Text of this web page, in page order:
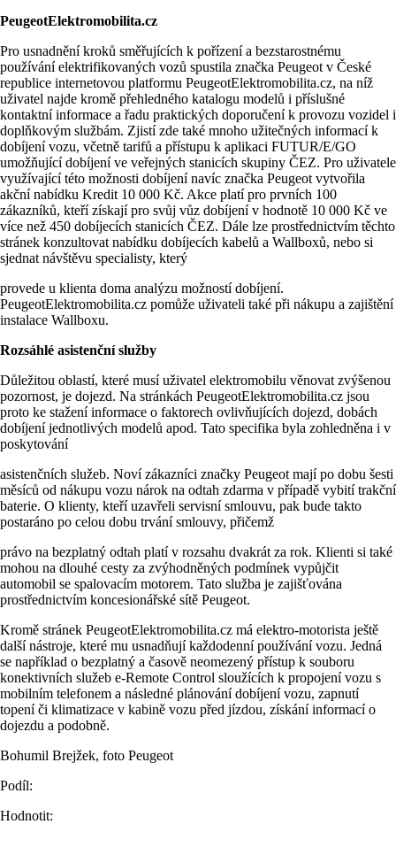
PeugeotElektromobilita.cz
Pro usnadnění kroků směřujících k pořízení a bezstarostnému
používání elektrifikovaných vozů spustila značka Peugeot v České
republice internetovou platformu PeugeotElektromobilita.cz, na níž
uživatel najde kromě přehledného katalogu modelů i příslušné
kontaktní informace a řadu praktických doporučení k provozu vozidel i
doplňkovým službám. Zjistí zde také mnoho užitečných informací k
dobíjení vozu, včetně tarifů a přístupu k aplikaci FUTUR/E/GO
umožňující dobíjení ve veřejných stanicích skupiny ČEZ. Pro uživatele
využívající této možnosti dobíjení navíc značka Peugeot vytvořila
akční nabídku Kredit 10 000 Kč. Akce platí pro prvních 100
zákazníků, kteří získají pro svůj vůz dobíjení v hodnotě 10 000 Kč ve
více než 450 dobíjecích stanicích ČEZ. Dále lze prostřednictvím těchto
stránek konzultovat nabídku dobíjecích kabelů a Wallboxů, nebo si
sjednat návštěvu specialisty, který
provede u klienta doma analýzu možností dobíjení.
PeugeotElektromobilita.cz pomůže uživateli také při nákupu a zajištění
instalace Wallboxu.
Rozsáhlé asistenční služby
Důležitou oblastí, které musí uživatel elektromobilu věnovat zvýšenou
pozornost, je dojezd. Na stránkách PeugeotElektromobilita.cz jsou
proto ke stažení informace o faktorech ovlivňujících dojezd, dobách
dobíjení jednotlivých modelů apod. Tato specifika byla zohledněna i v
poskytování
asistenčních služeb. Noví zákazníci značky Peugeot mají po dobu šesti
měsíců od nákupu vozu nárok na odtah zdarma v případě vybití trakční
baterie. O klienty, kteří uzavřeli servisní smlouvu, pak bude takto
postaráno po celou dobu trvání smlouvy, přičemž
právo na bezplatný odtah platí v rozsahu dvakrát za rok. Klienti si také
mohou na dlouhé cesty za zvýhodněných podmínek vypůjčit
automobil se spalovacím motorem. Tato služba je zajišťována
prostřednictvím koncesionářské sítě Peugeot.
Kromě stránek PeugeotElektromobilita.cz má elektro-motorista ještě
další nástroje, které mu usnadňují každodenní používání vozu. Jedná
se například o bezplatný a časově neomezený přístup k souboru
konektivních služeb e-Remote Control sloužících k propojení vozu s
mobilním telefonem a následné plánování dobíjení vozu, zapnutí
topení či klimatizace v kabině vozu před jízdou, získání informací o
dojezdu a podobně.
Bohumil Brejžek, foto Peugeot
Podíl:
Hodnotit: